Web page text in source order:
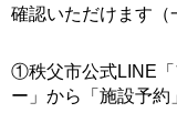
確認いただけます（
①秩父市公式LINE「
ー」から「施設予約